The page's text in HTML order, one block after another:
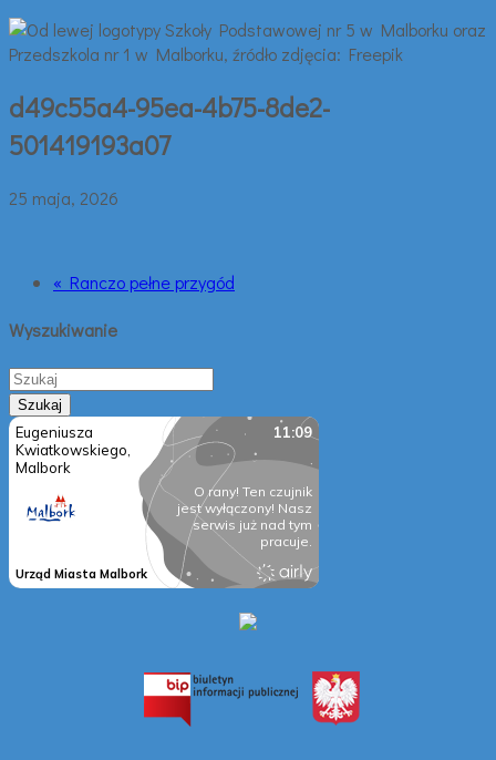
d49c55a4-95ea-4b75-8de2-
501419193a07
25 maja, 2026
« Ranczo pełne przygód
Wyszukiwanie